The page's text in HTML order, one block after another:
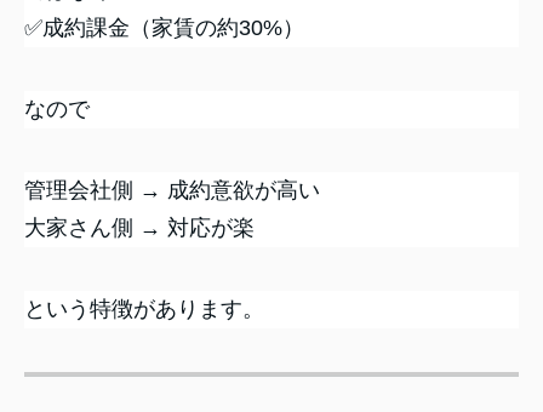
✅成約課金（家賃の約30%）
なので
管理会社側 → 成約意欲が高い
大家さん側 → 対応が楽
という特徴があります。